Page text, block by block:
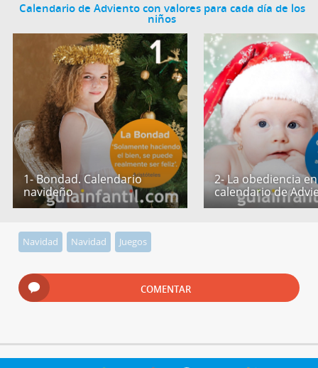
Calendario de Adviento con valores para cada día de los
niños
1- Bondad. Calendario
navideño
2- La obediencia
calendario de
Navidad Navidad Juegos
COMENTAR